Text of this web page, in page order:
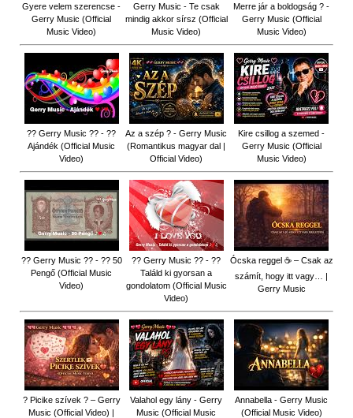
Gyere velem szerencse -
Gerry Music (Official
Music Video)
Gerry Music - Te csak
mindig akkor sírsz (Official
Music Video)
Merre jár a boldogság ? -
Gerry Music (Official
Music Video)
?? Gerry Music ?? - ??
Ajándék (Official Music
Video)
Az a szép ? - Gerry Music
(Romantikus magyar dal |
Official Video)
Kire csillog a szemed -
Gerry Music (Official
Music Video)
?? Gerry Music ?? - ?? 50
Pengő (Official Music
Video)
?? Gerry Music ?? - ??
Találd ki gyorsan a
gondolatom (Official Music
Video)
Ócska reggel ☕ – Csak az
számít, hogy itt vagy… |
Gerry Music
? Picike szívek ? – Gerry
Music (Official Video) |
Valahol egy lány - Gerry
Music (Official Music
Annabella - Gerry Music
(Official Music Video)